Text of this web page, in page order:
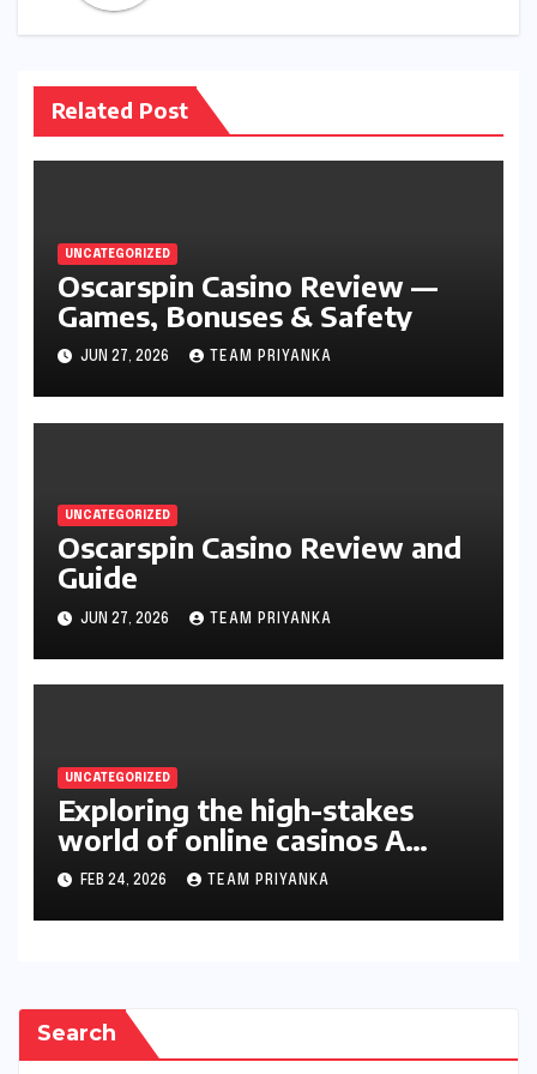
Related Post
UNCATEGORIZED
Oscarspin Casino Review —
Games, Bonuses & Safety
JUN 27, 2026 TEAM PRIYANKA
UNCATEGORIZED
Oscarspin Casino Review and
Guide
JUN 27, 2026 TEAM PRIYANKA
UNCATEGORIZED
Exploring the high-stakes
world of online casinos A
gambler’s guide
FEB 24, 2026 TEAM PRIYANKA
Search